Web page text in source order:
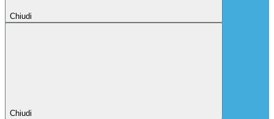
Chiudi
Chiudi